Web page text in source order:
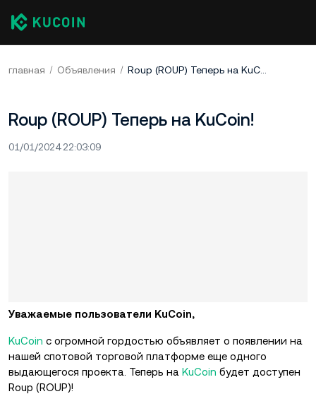
главная Объявления Roup (ROUP) Теперь на KuCoin!
Roup (ROUP) Теперь на KuCoin!
01/01/2024 22:03:09
Уважаемые пользователи KuCoin,
KuCoin с огромной гордостью объявляет о появлении на
нашей спотовой торговой платформе еще одного
выдающегося проекта. Теперь на KuCoin будет доступен
Roup (ROUP)!